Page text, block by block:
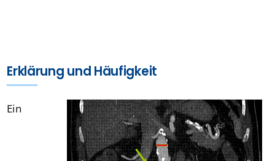
Erklärung und Häufigkeit
Ein